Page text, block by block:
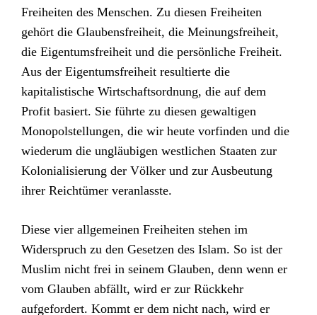
Freiheiten des Menschen. Zu diesen Freiheiten
gehört die Glaubensfreiheit, die Meinungsfreiheit,
die Eigentumsfreiheit und die persönliche Freiheit.
Aus der Eigentumsfreiheit resultierte die
kapitalistische Wirtschaftsordnung, die auf dem
Profit basiert. Sie führte zu diesen gewaltigen
Monopolstellungen, die wir heute vorfinden und die
wiederum die ungläubigen westlichen Staaten zur
Kolonialisierung der Völker und zur Ausbeutung
ihrer Reichtümer veranlasste.
Diese vier allgemeinen Freiheiten stehen im
Widerspruch zu den Gesetzen des Islam. So ist der
Muslim nicht frei in seinem Glauben, denn wenn er
vom Glauben abfällt, wird er zur Rückkehr
aufgefordert. Kommt er dem nicht nach, wird er